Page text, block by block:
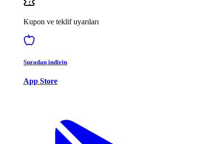
Kupon ve teklif uyarıları
Şuradan indirin
App Store